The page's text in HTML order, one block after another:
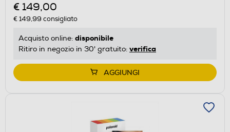
€ 149,00
€ 149,99 consigliato
Acquisto online: disponibile
Ritiro in negozio in 30' gratuito: verifica
AGGIUNGI